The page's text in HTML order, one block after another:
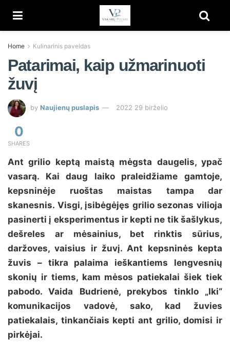
Home Kulinarinis paveldas
Patarimai, kaip užmarinuoti
žuvį
by Naujienų puslapis 2022 29 birželio
0
SHARES
Ant grilio keptą maistą mėgsta daugelis, ypač
vasarą. Kai daug laiko praleidžiame gamtoje,
kepsninėje ruoštas maistas tampa dar
skanesnis. Visgi, įsibėgėjęs grilio sezonas vilioja
pasinerti į eksperimentus ir kepti ne tik šašlykus,
dešreles ar mėsainius, bet rinktis sūrius,
daržoves, vaisius ir žuvį. Ant kepsninės kepta
žuvis – tikra palaima ieškantiems lengvesnių
skonių ir tiems, kam mėsos patiekalai šiek tiek
pabodo. Vaida Budrienė, prekybos tinklo „Iki“
komunikacijos vadovė, sako, kad žuvies
patiekalais, tinkančiais kepti ant grilio, domisi ir
pirkėjai.